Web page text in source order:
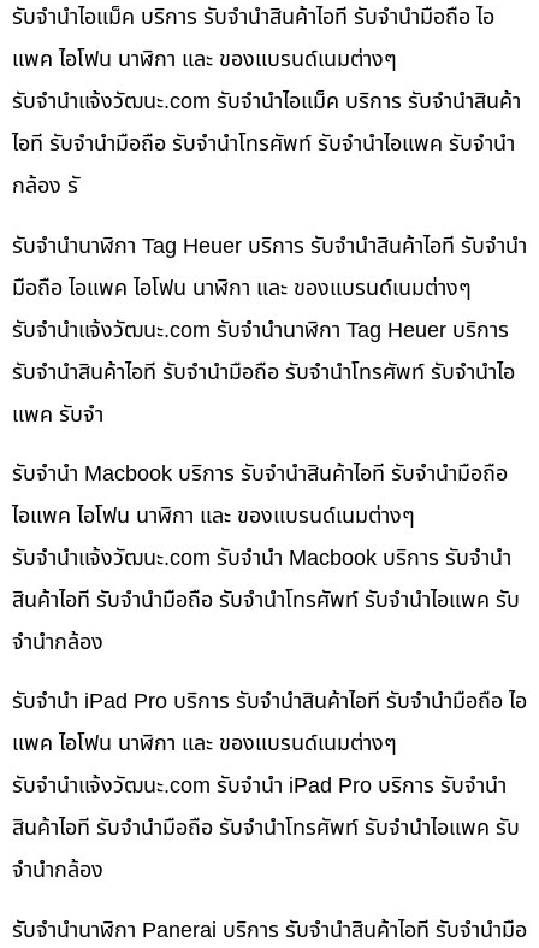
รับจำนำไอแม็ค บริการ รับจำนำสินค้าไอที รับจำนำมือถือ ไอ
แพค ไอโฟน นาฬิกา และ ของแบรนด์เนมต่างๆ
รับจํานําแจ้งวัฒนะ.com รับจำนำไอแม็ค บริการ รับจำนำสินค้า
ไอที รับจำนำมือถือ รับจำนำโทรศัพท์ รับจำนำไอแพค รับจำนำ
กล้อง รั
รับจำนำนาฬิกา Tag Heuer บริการ รับจำนำสินค้าไอที รับจำนำ
มือถือ ไอแพค ไอโฟน นาฬิกา และ ของแบรนด์เนมต่างๆ
รับจํานําแจ้งวัฒนะ.com รับจำนำนาฬิกา Tag Heuer บริการ
รับจำนำสินค้าไอที รับจำนำมือถือ รับจำนำโทรศัพท์ รับจำนำไอ
แพค รับจำ
รับจำนำ Macbook บริการ รับจำนำสินค้าไอที รับจำนำมือถือ
ไอแพค ไอโฟน นาฬิกา และ ของแบรนด์เนมต่างๆ
รับจํานําแจ้งวัฒนะ.com รับจำนำ Macbook บริการ รับจำนำ
สินค้าไอที รับจำนำมือถือ รับจำนำโทรศัพท์ รับจำนำไอแพค รับ
จำนำกล้อง
รับจำนำ iPad Pro บริการ รับจำนำสินค้าไอที รับจำนำมือถือ ไอ
แพค ไอโฟน นาฬิกา และ ของแบรนด์เนมต่างๆ
รับจํานําแจ้งวัฒนะ.com รับจำนำ iPad Pro บริการ รับจำนำ
สินค้าไอที รับจำนำมือถือ รับจำนำโทรศัพท์ รับจำนำไอแพค รับ
จำนำกล้อง
รับจำนำนาฬิกา Panerai บริการ รับจำนำสินค้าไอที รับจำนำมือ